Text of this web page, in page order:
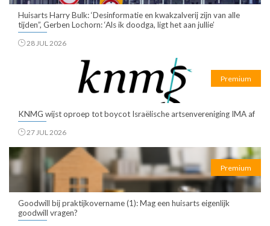
Huisarts Harry Bulk: ‘Desinformatie en kwakzalverij zijn van alle
tijden”, Gerben Lochorn: ‘Als ik doodga, ligt het aan jullie’
28 JUL 2026
Premium
KNMG wijst oproep tot boycot Israëlische artsenvereniging IMA af
27 JUL 2026
Premium
Goodwill bij praktijkovername (1): Mag een huisarts eigenlijk
goodwill vragen?